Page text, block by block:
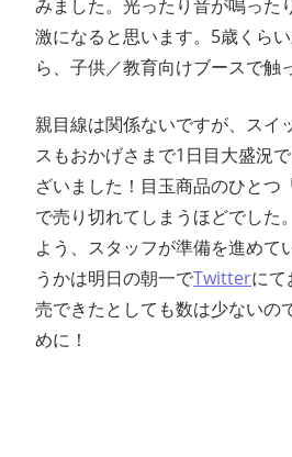
みました。光ったり音が鳴った
激になると思います。5歳くら
ら、子供／教育向けブースで触
親目線は関係ないですが、スイ
スもおかげさまで1日目大盛況
ざいました！目玉商品のひとつ
で売り切れてしまうほどでした
よう、スタッフが準備を進めて
うかは明日の朝一でTwitterにて
売できたとしても数は少ないの
めに！